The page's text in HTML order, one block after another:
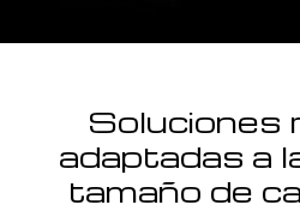
Soluciones
adaptadas a
tamaño de